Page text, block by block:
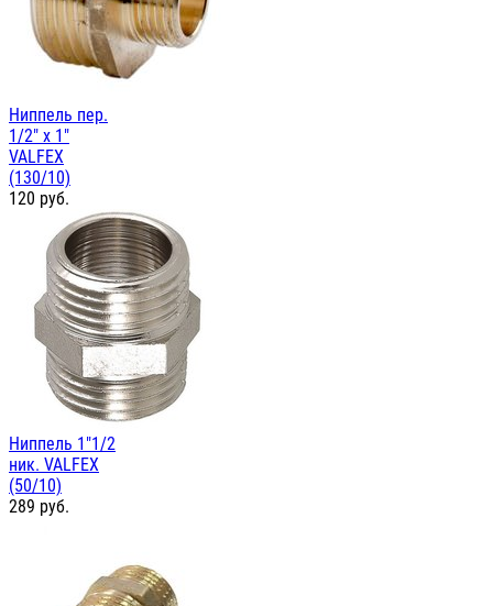
Ниппель пер.
1/2" х 1"
VALFEX
(130/10)
120 руб.
Ниппель 1"1/2
ник. VALFEX
(50/10)
289 руб.